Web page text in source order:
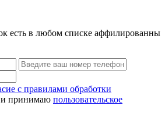
есть в любом списке аффилированны
с правилами обработки
принимаю пользовательское